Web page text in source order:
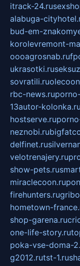
itrack-24.ru
alabuga-
bud-em-
korolevremont-
oooagrosnab.ru
ukrasotki.ru
sovratili.ru
rbc-news.ru
13autor-kolonka.ru
hostserve.ru
neznobi.ru
delfinet.ru
velotrenajery.ru
show-pets.ru
miraclecoon.ru
firehunters.ru
hometown-
shop-garena.ru
one-life-story.ru
poka-vse-doma-
g2012.rutst-1.ru